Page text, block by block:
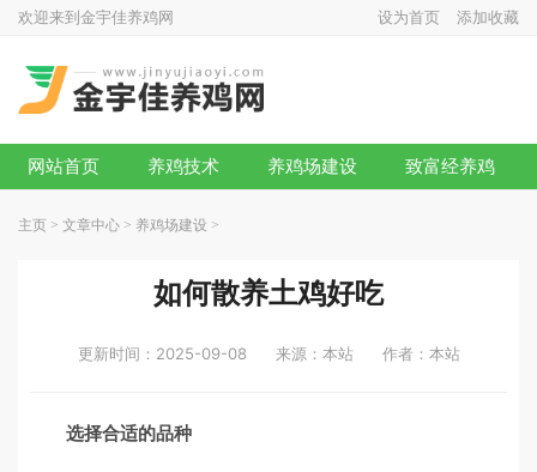
欢迎来到金宇佳养鸡网 设为首页 添加收藏
网站首页 养鸡技术 养鸡场建设 致富经养鸡
主页 > 文章中心 > 养鸡场建设 >
如何散养土鸡好吃
更新时间：2025-09-08 来源：本站 作者：本站
选择合适的品种